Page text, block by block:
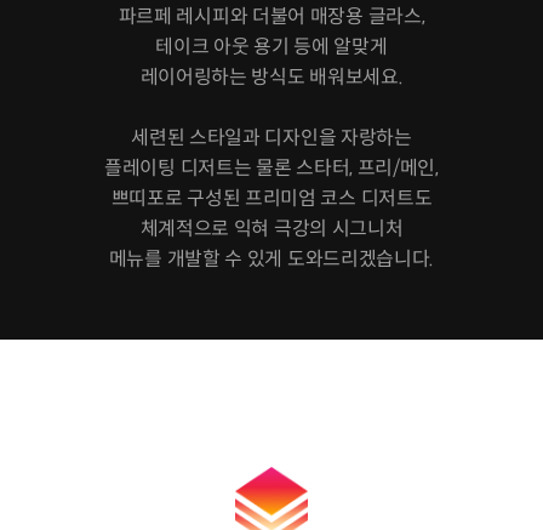
파르페 레시피와 더불어 매장용 글라스,
테이크 아웃 용기 등에 알맞게
레이어링하는 방식도 배워보세요.
세련된 스타일과 디자인을 자랑하는
플레이팅 디저트는 물론 스타터, 프리/메인,
쁘띠포로 구성된 프리미엄 코스 디저트도
체계적으로 익혀 극강의 시그니처
메뉴를 개발할 수 있게 도와드리겠습니다.